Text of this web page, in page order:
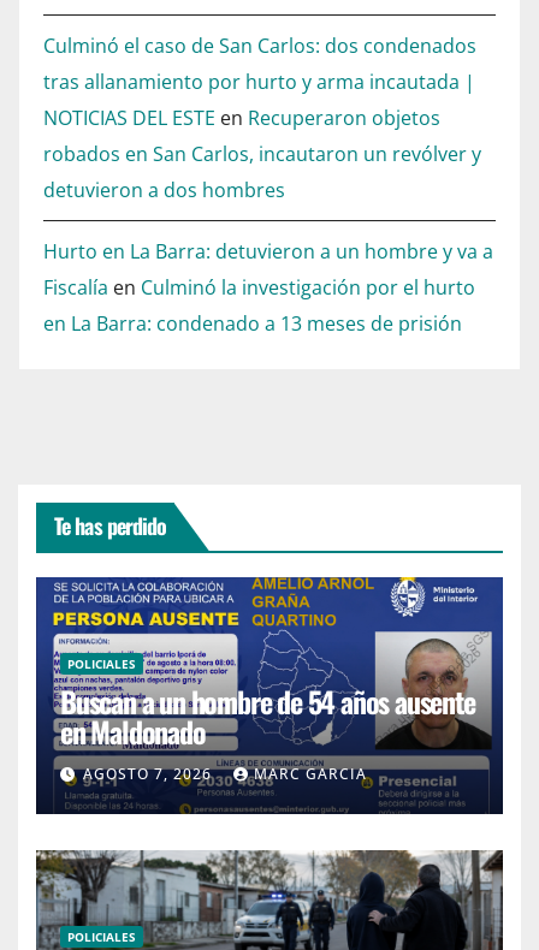
Culminó el caso de San Carlos: dos condenados
tras allanamiento por hurto y arma incautada |
NOTICIAS DEL ESTE en Recuperaron objetos
robados en San Carlos, incautaron un revólver y
detuvieron a dos hombres
Hurto en La Barra: detuvieron a un hombre y va a
Fiscalía en Culminó la investigación por el hurto
en La Barra: condenado a 13 meses de prisión
Te has perdido
POLICIALES
Buscan a un hombre de 54 años ausente
en Maldonado
AGOSTO 7, 2026 MARC GARCIA
POLICIALES